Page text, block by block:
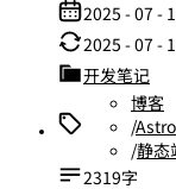
2025 - 07 -
2025 - 07 -
开发笔记
博客
/Astro
/静态
2319字